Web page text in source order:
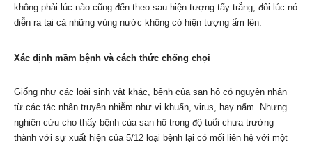
không phải lúc nào cũng đến theo sau hiện tượng tẩy trắng, đôi lúc nó
diễn ra tại cả những vùng nước không có hiện tượng ấm lên.
Xác định mầm bệnh và cách thức chống chọi
Giống như các loài sinh vật khác, bệnh của san hô có nguyên nhân
từ các tác nhân truyền nhiễm như vi khuẩn, virus, hay nấm. Nhưng
nghiên cứu cho thấy bệnh của san hô trong độ tuổi chưa trưởng
thành với sự xuất hiện của 5/12 loại bệnh lại có mối liên hệ với một